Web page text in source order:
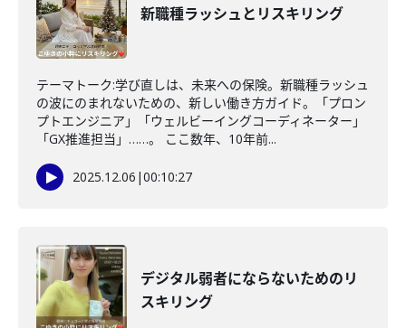
新職種ラッシュとリスキリング
テーマトーク:学び直しは、未来への保険。新職種ラッシュ
の波にのまれないための、新しい働き方ガイド。「プロン
プトエンジニア」「ウェルビーイングコーディネーター」
「GX推進担当」……。 ここ数年、10年前...
2025.12.06 |00:10:27
デジタル弱者にならないためのリ
スキリング